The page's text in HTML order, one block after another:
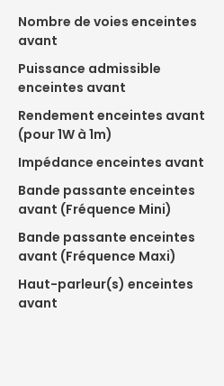
Nombre de voies enceintes
avant
Puissance admissible
enceintes avant
Rendement enceintes avant
(pour 1W à 1m)
Impédance enceintes avant
Bande passante enceintes
avant (Fréquence Mini)
Bande passante enceintes
avant (Fréquence Maxi)
Haut-parleur(s) enceintes
avant